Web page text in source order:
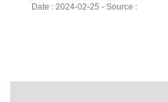
Date : 2024-02-25 - Source :